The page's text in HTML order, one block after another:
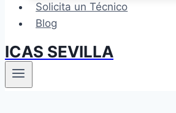
Solicita un Técnico
Blog
ICAS SEVILLA